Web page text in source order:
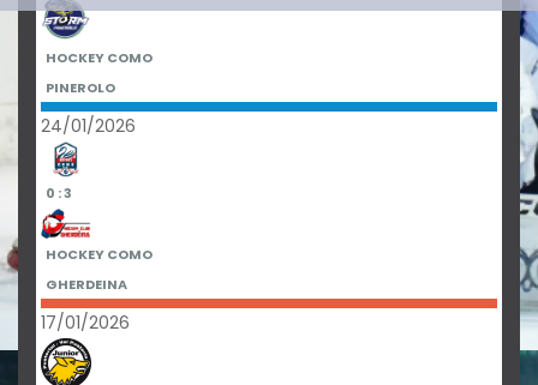
HOCKEY COMO
PINEROLO
24/01/2026
0 : 3
HOCKEY COMO
GHERDEINA
17/01/2026